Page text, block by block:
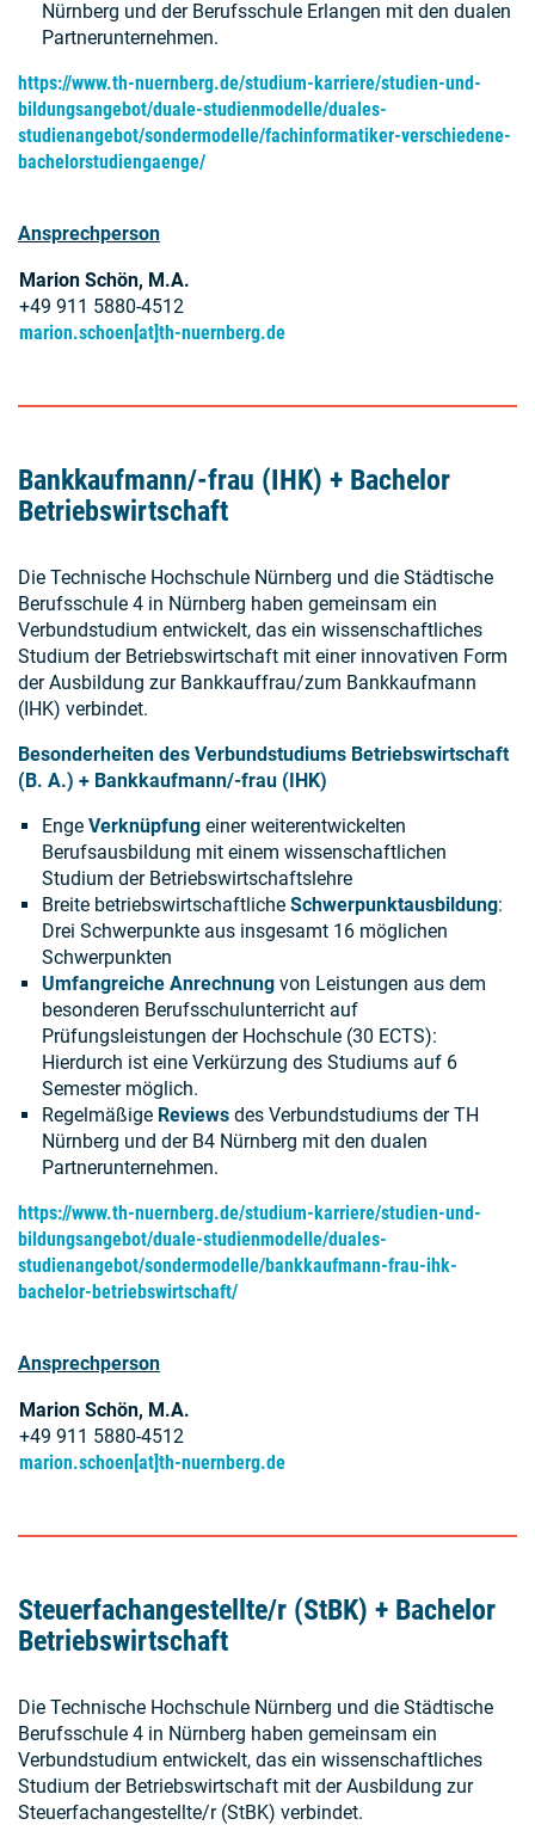
Nürnberg und der Berufsschule Erlangen mit den dualen
Partnerunternehmen.
https://www.th-nuernberg.de/studium-karriere/studien-und-
bildungsangebot/duale-studienmodelle/duales-
studienangebot/sondermodelle/fachinformatiker-verschiedene-
bachelorstudiengaenge/
Ansprechperson
Marion Schön, M.A.
+49 911 5880-4512
marion.schoen[at]th-nuernberg.de
Bankkaufmann/-frau (IHK) + Bachelor
Betriebswirtschaft
Die Technische Hochschule Nürnberg und die Städtische
Berufsschule 4 in Nürnberg haben gemeinsam ein
Verbundstudium entwickelt, das ein wissenschaftliches
Studium der Betriebswirtschaft mit einer innovativen Form
der Ausbildung zur Bankkauffrau/zum Bankkaufmann
(IHK) verbindet.
Besonderheiten des Verbundstudiums Betriebswirtschaft
(B. A.) + Bankkaufmann/-frau (IHK)
Enge Verknüpfung einer weiterentwickelten
Berufsausbildung mit einem wissenschaftlichen
Studium der Betriebswirtschaftslehre
Breite betriebswirtschaftliche Schwerpunktausbildung:
Drei Schwerpunkte aus insgesamt 16 möglichen
Schwerpunkten
Umfangreiche Anrechnung von Leistungen aus dem
besonderen Berufsschulunterricht auf
Prüfungsleistungen der Hochschule (30 ECTS):
Hierdurch ist eine Verkürzung des Studiums auf 6
Semester möglich.
Regelmäßige Reviews des Verbundstudiums der TH
Nürnberg und der B4 Nürnberg mit den dualen
Partnerunternehmen.
https://www.th-nuernberg.de/studium-karriere/studien-und-
bildungsangebot/duale-studienmodelle/duales-
studienangebot/sondermodelle/bankkaufmann-frau-ihk-
bachelor-betriebswirtschaft/
Ansprechperson
Marion Schön, M.A.
+49 911 5880-4512
marion.schoen[at]th-nuernberg.de
Steuerfachangestellte/r (StBK) + Bachelor
Betriebswirtschaft
Die Technische Hochschule Nürnberg und die Städtische
Berufsschule 4 in Nürnberg haben gemeinsam ein
Verbundstudium entwickelt, das ein wissenschaftliches
Studium der Betriebswirtschaft mit der Ausbildung zur
Steuerfachangestellte/r (StBK) verbindet.